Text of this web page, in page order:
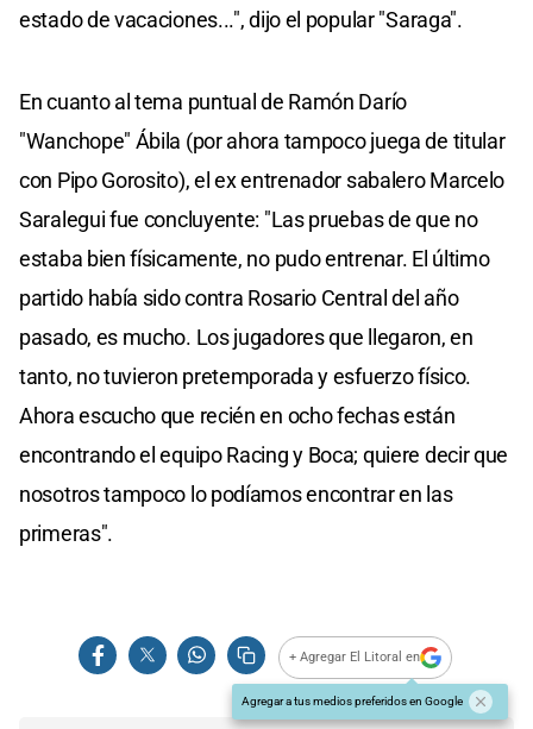
estado de vacaciones...", dijo el popular "Saraga".
En cuanto al tema puntual de Ramón Darío
"Wanchope" Ábila (por ahora tampoco juega de titular
con Pipo Gorosito), el ex entrenador sabalero Marcelo
Saralegui fue concluyente: "Las pruebas de que no
estaba bien físicamente, no pudo entrenar. El último
partido había sido contra Rosario Central del año
pasado, es mucho. Los jugadores que llegaron, en
tanto, no tuvieron pretemporada y esfuerzo físico.
Ahora escucho que recién en ocho fechas están
encontrando el equipo Racing y Boca; quiere decir que
nosotros tampoco lo podíamos encontrar en las
primeras".
+ Agregar El Litoral en
Agregar a tus medios preferidos en Google